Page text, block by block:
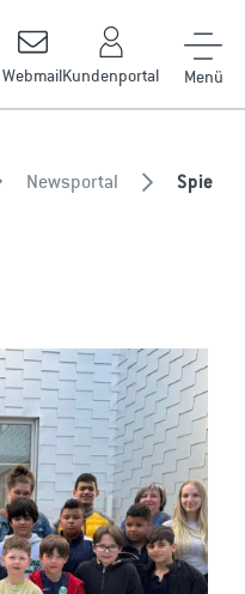
WebmailKundenportal
Newsportal